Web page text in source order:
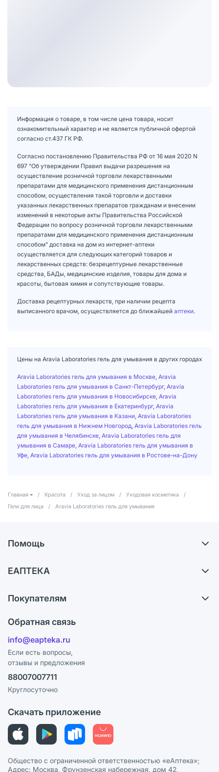
Информация о товаре, в том числе цена товара, носит
ознакомительный характер и не является публичной офертой
согласно ст.437 ГК РФ.
Согласно постановлению Правительства РФ от 16 мая 2020 N
697 "Об утверждении Правил выдачи разрешения на
осуществление розничной торговли лекарственными
препаратами для медицинского применения дистанционным
способом, осуществления такой торговли и доставки
указанных лекарственных препаратов гражданам и внесении
изменений в некоторые акты Правительства Российской
Федерации по вопросу розничной торговли лекарственными
препаратами для медицинского применения дистанционным
способом" доставка на дом из интернет-аптеки
осуществляется для следующих категорий товаров и
лекарственных средств: безрецептурные лекарственные
средства, БАДы, медицинские изделия, товары для дома и
красоты, бытовая химия и сопутствующие товары.
Доставка рецептурных лекарств, при наличии рецепта
выписанного врачом, осуществляется до ближайшей аптеки.
Цены на Aravia Laboratories гель для умывания в других городах
Aravia Laboratories гель для умывания в Москве Aravia
Laboratories гель для умывания в Санкт-Петербург, Aravia
Laboratories гель для умывания в Новосибирске Aravia
Laboratories гель для умывания в Екатеринбург, Aravia
Laboratories гель для умывания в Казани Aravia Laboratories
гель для умывания в Нижнем Новгород Aravia Laboratories гель
для умывания в Челябинске Aravia Laboratories гель для
умывания в Самаре Aravia Laboratories гель для умывания в
Уфе Aravia Laboratories гель для умывания в Ростове-на-Дону
Главная / Красота / Уход за лицом / Уходовая косметика
/
Гели для лица
/ Aravia Laboratories гель для умывания
Помощь
Самовывоз из аптек
Ответы на вопросы
Блог
ЕАПТЕКА
Карьера
Поставщики
Лицензия
Реклама на сайте
Ваши товары на ЕАПТЕКЕ
Покупателям
Программа СберСпасибо
Политика конфиденциальности
Пользовательское соглашение
Политика рекомендаций
Этика и соответствие
Политика в отношении обработки персональных данных
Обратная связь
info@eapteka.ru
Если есть вопросы,
отзывы и предложения
88007007711
Круглосуточно
Скачать приложение
Общество с ограниченной ответственностью «еАптека»;
Адрес: Москва, Фрунзенская набережная, дом 42,